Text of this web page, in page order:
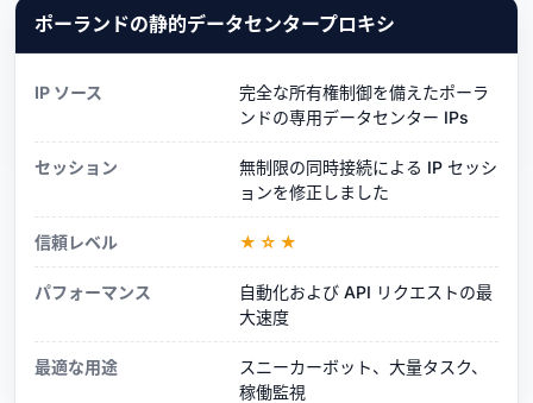
ポーランドの静的データセンタープロキシ
IP ソース
完全な所有権制御を備えたポーラ
ンドの専用データセンター IPs
セッション
無制限の同時接続による IP セッシ
ョンを修正しました
信頼レベル ★☆★
パフォーマンス
自動化および API リクエストの最
大速度
最適な用途
スニーカーボット、大量タスク、
稼働監視